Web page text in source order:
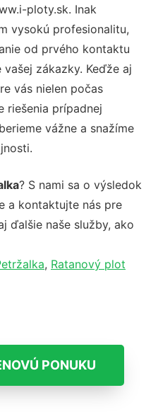
ploty.sk. Inak
vysokú profesionalitu,
od prvého kontaktu
zákazky. Keďže aj
vás nielen počas
riešenia prípadnej
vážne a snažíme
? S nami sa o výsledok
a kontaktujte nás pre
ďalšie naše služby, ako
, Ratanový plot
PONUKU